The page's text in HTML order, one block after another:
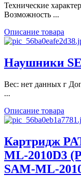
Технические
Возможность ...
Описание товара
Наушники
Вес: нет данных г
...
Описание товара
Картридж
ML-2010D3
SAM-ML-